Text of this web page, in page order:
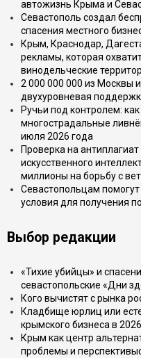
автожизнь Крыма и
Севастополь создал
спасения местного
Крым, Краснодар,
рекламы, которая
винодельческие
2 000 000 000 из Москвы
двухуровневая
Ручьи под контролем:
многострадальные
июля 2026 года
Проверка на
искусственного
миллионы на борьбу с
Севастопольцам
условия для получения
Выбор редакции
«Тихие убийцы» и
севастопольские «Дни
Кого вычистят с рынка
Кладбище юрлиц или
крымского бизнеса в
Крым как центр
проблемы и